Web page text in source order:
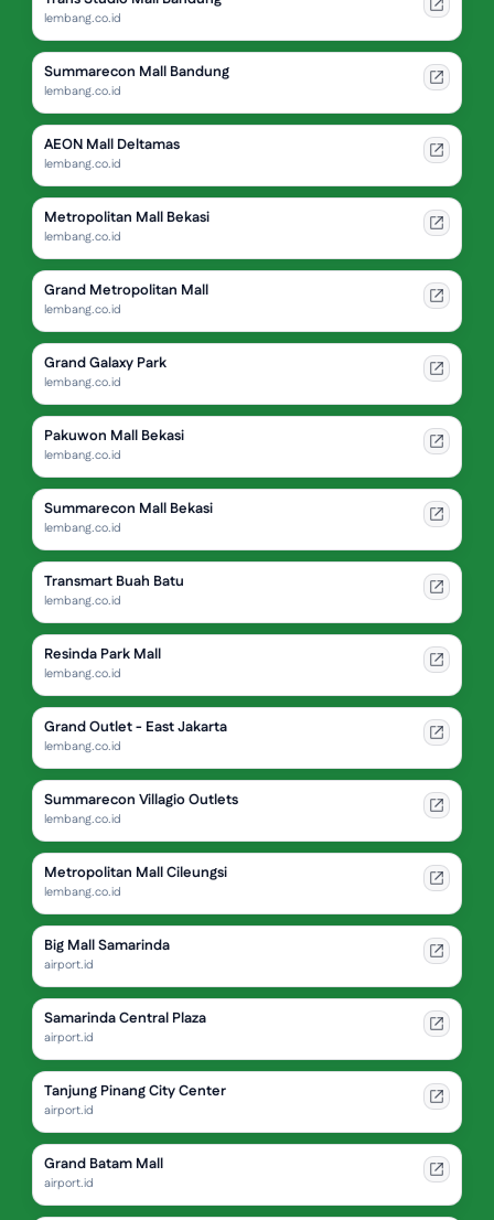
lembang.co.id
Summarecon Mall Bandung
lembang.co.id
AEON Mall Deltamas
lembang.co.id
Metropolitan Mall Bekasi
lembang.co.id
Grand Metropolitan Mall
lembang.co.id
Grand Galaxy Park
lembang.co.id
Pakuwon Mall Bekasi
lembang.co.id
Summarecon Mall Bekasi
lembang.co.id
Transmart Buah Batu
lembang.co.id
Resinda Park Mall
lembang.co.id
Grand Outlet - East Jakarta
lembang.co.id
Summarecon Villagio Outlets
lembang.co.id
Metropolitan Mall Cileungsi
lembang.co.id
Big Mall Samarinda
airport.id
Samarinda Central Plaza
airport.id
Tanjung Pinang City Center
airport.id
Grand Batam Mall
airport.id